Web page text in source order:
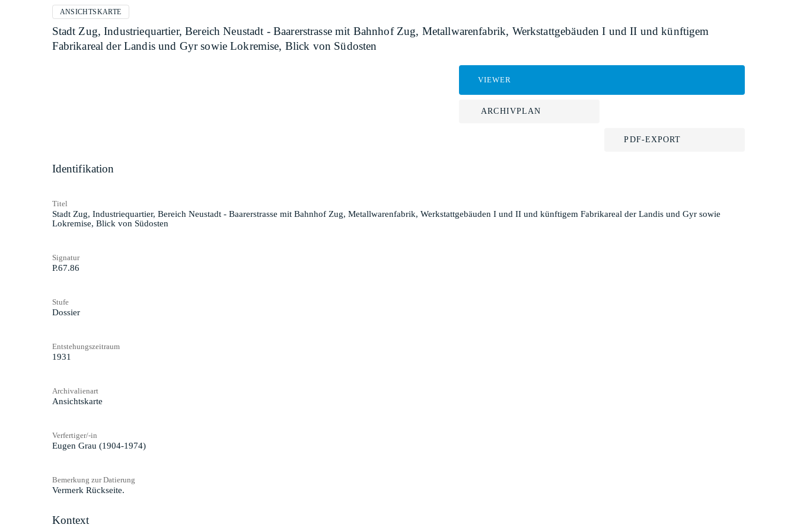
ANSICHTSKARTE
Stadt Zug, Industriequartier, Bereich Neustadt - Baarerstrasse mit Bahnhof Zug, Metallwarenfabrik, Werkstattgebäuden I und II und künftigem
Fabrikareal der Landis und Gyr sowie Lokremise, Blick von Südosten
VIEWER
ARCHIVPLAN
PDF-EXPORT
Identifikation
Titel
Stadt Zug, Industriequartier, Bereich Neustadt - Baarerstrasse mit Bahnhof Zug, Metallwarenfabrik, Werkstattgebäuden I und II und künftigem Fabrikareal der Landis und Gyr sowie
Lokremise, Blick von Südosten
Signatur
P.67.86
Stufe
Dossier
Entstehungszeitraum
1931
Archivalienart
Ansichtskarte
Verfertiger/-in
Eugen Grau (1904-1974)
Bemerkung zur Datierung
Vermerk Rückseite.
Kontext